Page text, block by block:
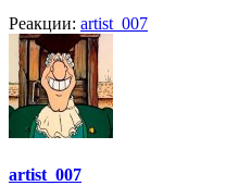
Реакции: artist_007
artist_007